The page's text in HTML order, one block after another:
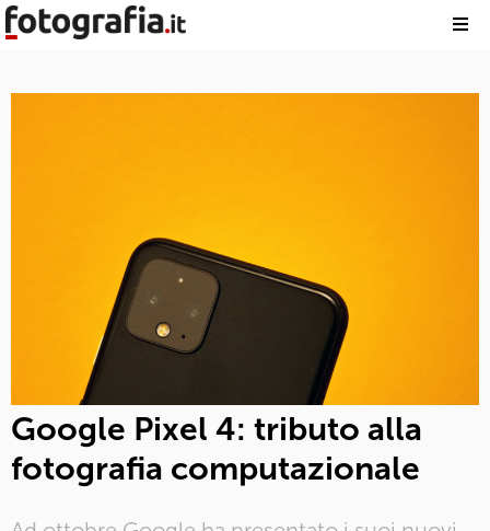
Google Pixel 4: tributo alla
fotografia computazionale